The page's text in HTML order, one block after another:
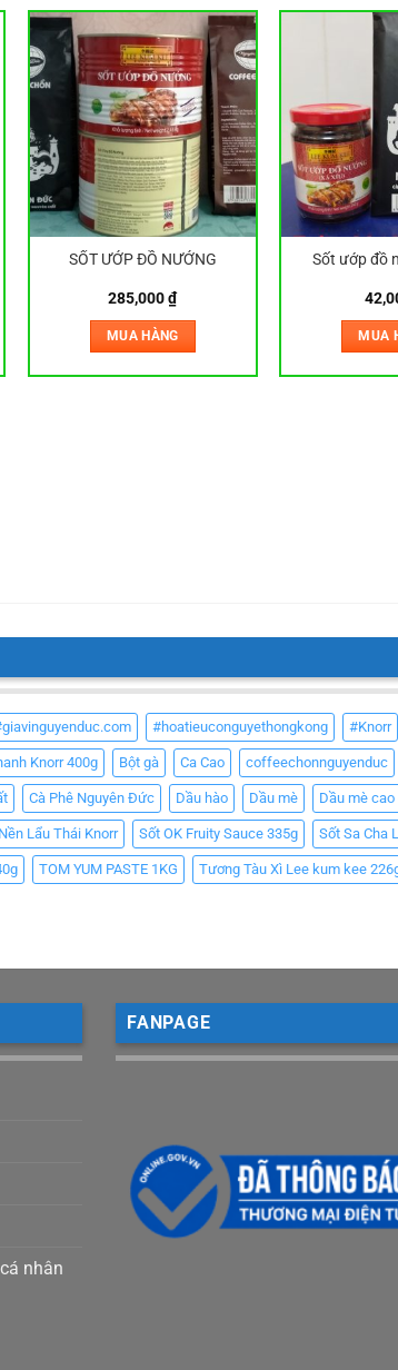
SỐT ƯỚP ĐỒ NƯỚNG
285,000₫
MUA HÀNG
Sốt ướp đồ
MUA
#hoatieuconguyethongkong #Knorr
Knorr 400g Bột gà Ca Cao coffeechonnguyenduc
Cà Phê Nguyên Đức Dầu hào Dầu mè Dầu mè cao
Lẩu Thái Knorr Sốt OK Fruity Sauce 335g Sốt Sa Cha
TOM YUM PASTE 1KG Tương Tàu Xì Lee kum kee
nhân
FANPAGE